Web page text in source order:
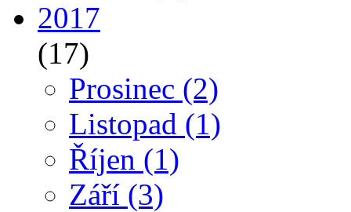
2017
(17)
Prosinec (2)
Listopad (1)
Říjen (1)
Září (3)